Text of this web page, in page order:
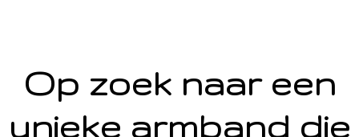
Op zoek naar een
unieke armband die